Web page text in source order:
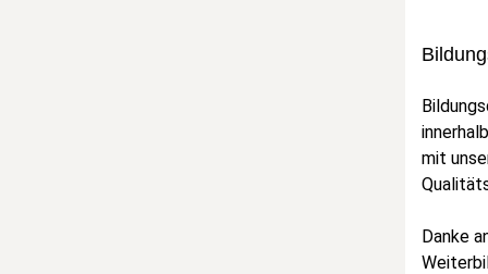
mit
Danke